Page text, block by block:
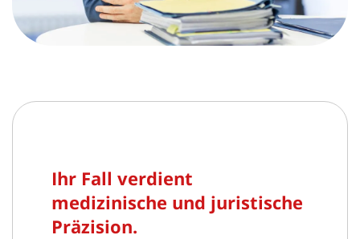
Ihr Fall verdient
medizinische und juristische
Präzision.